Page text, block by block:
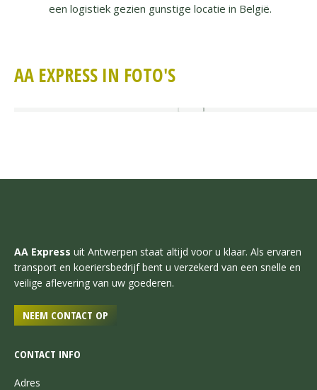
een logistiek gezien gunstige locatie in België.
AA EXPRESS IN FOTO'S
AA Express uit Antwerpen staat altijd voor u klaar. Als ervaren
transport en koeriersbedrijf bent u verzekerd van een snelle en
veilige aflevering van uw goederen.
NEEM CONTACT OP
CONTACT INFO
Adres